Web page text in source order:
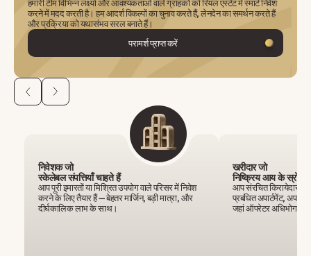
हमारी टीम विभिन्न लक्ष्यों और आवश्यकताओं वाले ग्राहकों को रियल एस्टेट में स्मार्ट निवेश
करने में मदद करती है। हम आदर्श विकल्पों का चुनाव करते हैं, लेनदेन का समर्थन करते हैं
और प्रक्रिया को यथासंभव सरल बनाते हैं।
परामर्श प्राप्त करें
निवेशक जो
स्केलेबल संपत्तियाँ चाहते हैं
आप पूरी इमारतों या मिश्रित उपयोग वाले परिसर में निवेश
करने के लिए तैयार हैं — बेहतर मार्जिन, बड़ी मात्रा, और
दीर्घकालिक लाभ के साथ।
खरीदार जो
निष्क्रिय आय के स्रोतों
आप संरचित किरायेदार
प्रबंधित अपार्टमेंट,
जहां ऑपरेटर अधिभोग और